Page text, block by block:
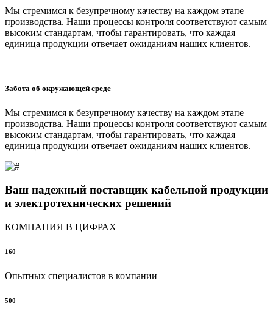
Мы стремимся к безупречному качеству на каждом этапе
производства. Наши процессы контроля соответствуют самым
высоким стандартам, чтобы гарантировать, что каждая
единица продукции отвечает ожиданиям наших клиентов.
Забота об окружающей среде
Мы стремимся к безупречному качеству на каждом этапе
производства. Наши процессы контроля соответствуют самым
высоким стандартам, чтобы гарантировать, что каждая
единица продукции отвечает ожиданиям наших клиентов.
Ваш надежный поставщик кабельной продукции
и электротехнических решений
КОМПАНИЯ В ЦИФРАХ
160
Опытных специалистов в компании
500